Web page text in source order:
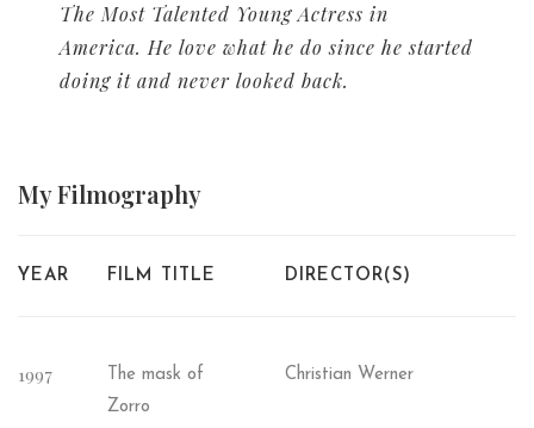
The Most Talented Young Actress in
America. He love what he do since he started
doing it and never looked back.
MyFilmography
YEAR FILM TITLE DIRECTOR(S)
1997
The mask of
Zorro
Christian Werner